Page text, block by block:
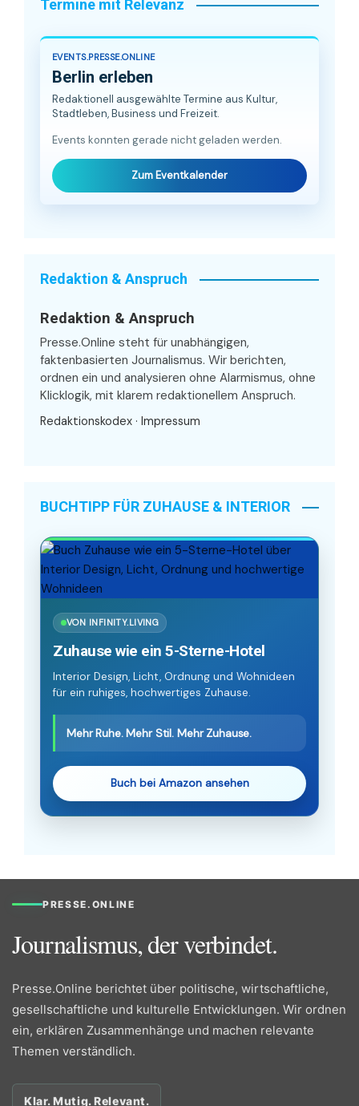
Termine mit Relevanz
EVENTS.PRESSE.ONLINE
Berlin erleben
Redaktionell ausgewählte Termine aus Kultur,
Stadtleben, Business und Freizeit.
Events konnten gerade nicht geladen werden.
Zum Eventkalender
Redaktion & Anspruch
Redaktion & Anspruch
Presse.Online steht für unabhängigen,
faktenbasierten Journalismus. Wir berichten,
ordnen ein und analysieren ohne Alarmismus, ohne
Klicklogik, mit klarem redaktionellem Anspruch.
Redaktionskodex · Impressum
BUCHTIPP FÜR ZUHAUSE & INTERIOR
VON INFINITY.LIVING
Zuhause wie ein 5-Sterne-Hotel
Interior Design, Licht, Ordnung und Wohnideen
für ein ruhiges, hochwertiges Zuhause.
Mehr Ruhe. Mehr Stil. Mehr Zuhause.
Buch bei Amazon ansehen
PRESSE.ONLINE
Journalismus, der verbindet.
Presse.Online berichtet über politische, wirtschaftliche,
gesellschaftliche und kulturelle Entwicklungen. Wir ordnen
ein, erklären Zusammenhänge und machen relevante
Themen verständlich.
Klar. Mutig. Relevant.